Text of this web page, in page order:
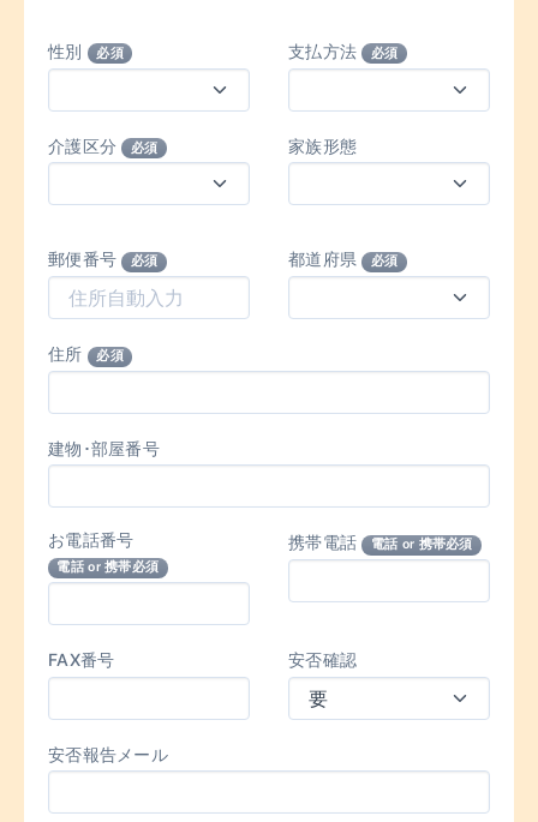
性別 必須 支払方法 必須
介護区分 必須 家族形態
郵便番号 必須 都道府県 必須
住所 必須
建物･部屋番号
お電話番号
電話 or 携帯必須
携帯電話 電話 or 携帯必須
FAX番号 安否確認
安否報告メール